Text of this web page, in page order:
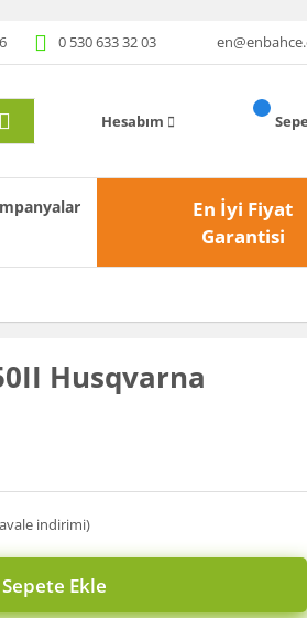
0 530 633 32 03
Hesabım
En İyi Fiyat
Garantisi
Husqvarna
indirimi)
Sepete Ekle